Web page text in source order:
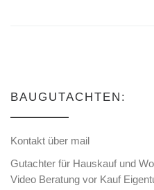
BAUGUTACHTEN:
Kontakt über mail
Gutachter für Hauskauf und
Video Beratung vor Kauf